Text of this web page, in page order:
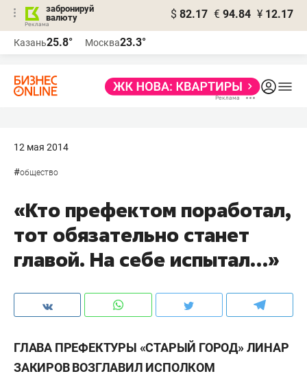
забронируй
валюту
$ 82.17 € 94.84 ¥ 12.17
Казань25.8° Москва23.3°
12 мая 2014
#общество
«Кто префектом поработал,
тот обязательно станет
главой. На себе испытал…»
ГЛАВА ПРЕФЕКТУРЫ «СТАРЫЙ ГОРОД» ЛИНАР
ЗАКИРОВ ВОЗГЛАВИЛ ИСПОЛКОМ